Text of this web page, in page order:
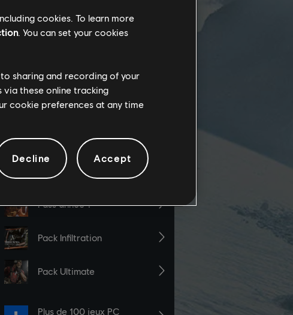
cookies. To learn more
. You can set your cookies
sharing and recording of your
these online tracking
cookie preferences at any time
Decline Accept